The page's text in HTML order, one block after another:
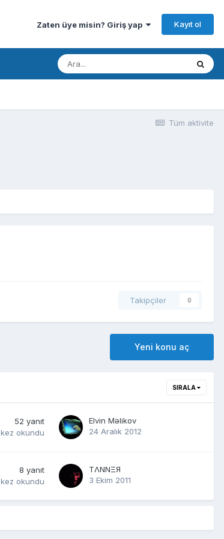
Zaten üye misin? Giriş yap Kayıt ol
Tüm aktivite
Takipçiler 0
Yeni konu aç
SIRALA
52 yanıt
kez okundu
Elvin Məlikov
24 Aralık 2012
8 yanıt
kez okundu
TΛNNΞЯ
3 Ekim 2011